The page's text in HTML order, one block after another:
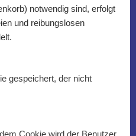
notwendig sind, erfolgt
und reibungslosen
gespeichert, der nicht
Cookie wird der Benutzer